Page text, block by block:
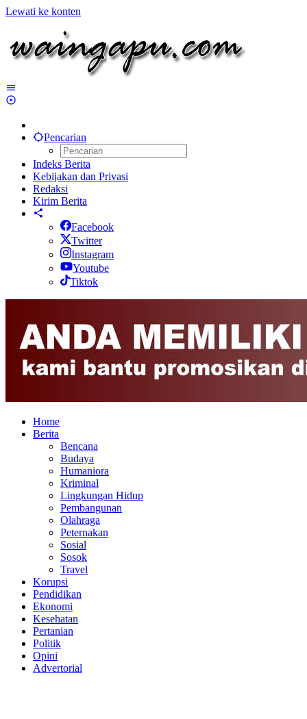
Lewati ke konten
Pencarian
Indeks Berita
Kebijakan dan Privasi
Redaksi
Kirim Berita
Facebook
Twitter
Instagram
Youtube
Tiktok
Home
Berita
Bencana
Budaya
Humaniora
Kriminal
Lingkungan Hidup
Pembangunan
Olahraga
Peternakan
Sosial
Sosok
Travel
Korupsi
Pendidikan
Ekonomi
Kesehatan
Pertanian
Politik
Opini
Advertorial